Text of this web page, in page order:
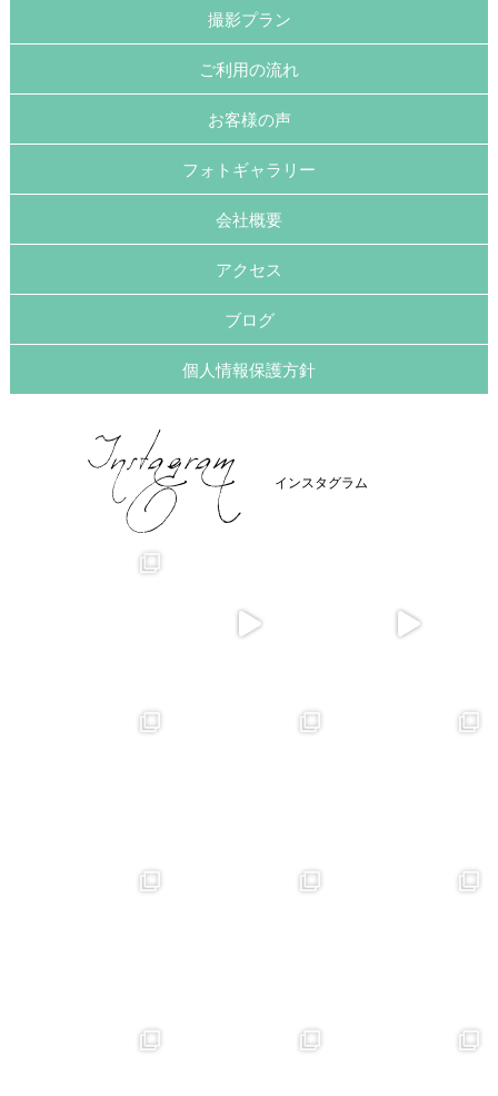
撮影プラン
ご利用の流れ
お客様の声
フォトギャラリー
会社概要
アクセス
ブログ
個人情報保護方針
インスタグラム